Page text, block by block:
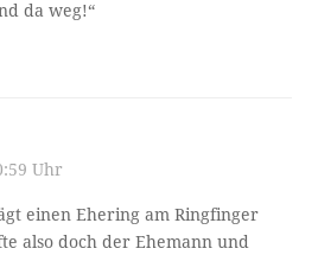
da weg!“
Uhr
einen Ehering am Ringfinger
also doch der Ehemann und